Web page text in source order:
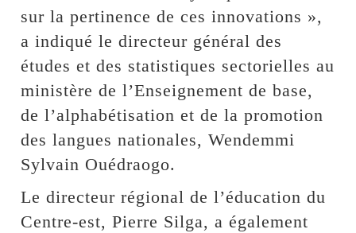
sur la pertinence de ces innovations »,
a indiqué le directeur général des
études et des statistiques sectorielles au
ministère de l’Enseignement de base,
de l’alphabétisation et de la promotion
des langues nationales, Wendemmi
Sylvain Ouédraogo.
Le directeur régional de l’éducation du
Centre-est, Pierre Silga, a également